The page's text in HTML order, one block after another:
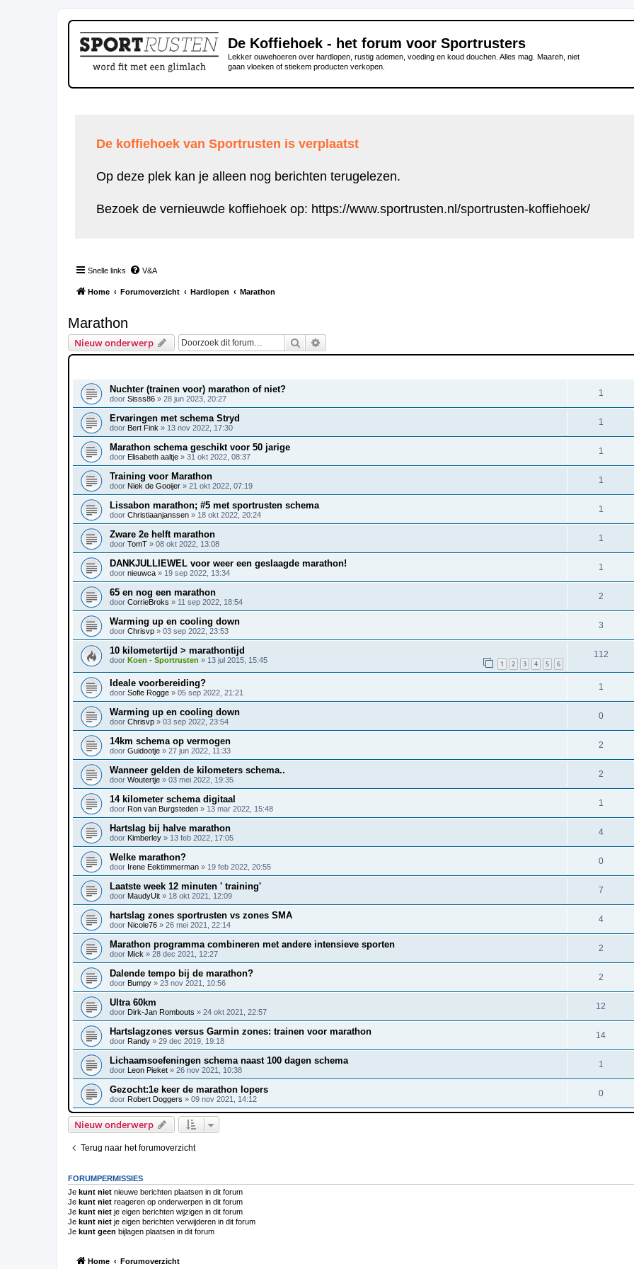
De Koffiehoek - het forum voor Sportrusters
Lekker ouwehoeren over hardlopen, rustig ademen, voeding en koud douchen. Alles mag. Maareh, niet
gaan vloeken of stiekem producten verkopen.
De koffiehoek van Sportrusten is verplaatst
Op deze plek kan je alleen nog berichten terugelezen.
Bezoek de vernieuwde koffiehoek op: https://www.sportrusten.nl/sportrusten-koffiehoek/
Snelle links V&A
Home Forumoverzicht Hardlopen Marathon
Marathon
Nieuw onderwerp Zoek
Nuchter (trainen voor) marathon of niet?
door Sisss86 » 28 jun 2023, 20:27
1
Ervaringen met schema Stryd
door Bert Fink » 13 nov 2022, 17:30
1
Marathon schema geschikt voor 50 jarige
door Elisabeth aaltje » 31 okt 2022, 08:37
1
Training voor Marathon
door Niek de Gooijer » 21 okt 2022, 07:19
1
Lissabon marathon; #5 met sportrusten schema
door Christiaanjanssen » 18 okt 2022, 20:24
1
Zware 2e helft marathon
door TomT » 08 okt 2022, 13:08
1
DANKJULLIEWEL voor weer een geslaagde marathon!
door nieuwca » 19 sep 2022, 13:34
1
65 en nog een marathon
door CorrieBroks » 11 sep 2022, 18:54
2
Warming up en cooling down
door Chrisvp » 03 sep 2022, 23:53
3
10 kilometertijd > marathontijd
door Koen - Sportrusten » 13 jul 2015, 15:45 1 2 3 4 5 6
112
Ideale voorbereiding?
door Sofie Rogge » 05 sep 2022, 21:21
1
Warming up en cooling down
door Chrisvp » 03 sep 2022, 23:54
0
14km schema op vermogen
door Guidootje » 27 jun 2022, 11:33
2
Wanneer gelden de kilometers schema..
door Woutertje » 03 mei 2022, 19:35
2
14 kilometer schema digitaal
door Ron van Burgsteden » 13 mar 2022, 15:48
1
Hartslag bij halve marathon
door Kimberley » 13 feb 2022, 17:05
4
Welke marathon?
door Irene Eektimmerman » 19 feb 2022, 20:55
0
Laatste week 12 minuten ' training'
door MaudyUit » 18 okt 2021, 12:09
7
hartslag zones sportrusten vs zones SMA
door Nicole76 » 26 mei 2021, 22:14
4
Marathon programma combineren met andere intensieve sporten
door Mick » 28 dec 2021, 12:27
2
Dalende tempo bij de marathon?
door Bumpy » 23 nov 2021, 10:56
2
Ultra 60km
door Dirk-Jan Rombouts » 24 okt 2021, 22:57
12
Hartslagzones versus Garmin zones: trainen voor marathon
door Randy » 29 dec 2019, 19:18
14
Lichaamsoefeningen schema naast 100 dagen schema
door Leon Pieket » 26 nov 2021, 10:38
1
Gezocht:1e keer de marathon lopers
door Robert Doggers » 09 nov 2021, 14:12
0
Nieuw onderwerp
Terug naar het forumoverzicht
FORUMPERMISSIES
Je kunt niet nieuwe berichten plaatsen in dit forum
Je kunt niet reageren op onderwerpen in dit forum
Je kunt niet je eigen berichten wijzigen in dit forum
Je kunt niet je eigen berichten verwijderen in dit forum
Je kunt geen bijlagen plaatsen in dit forum
Home Forumoverzicht